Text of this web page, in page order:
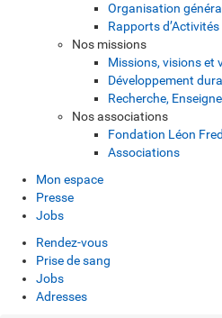
Organisation
Rapports d’Activités
Nos missions
Missions, visions et
Développement
Recherche,
Nos associations
Fondation Léon
Associations
Mon espace
Presse
Jobs
Rendez-vous
Prise de sang
Jobs
Adresses